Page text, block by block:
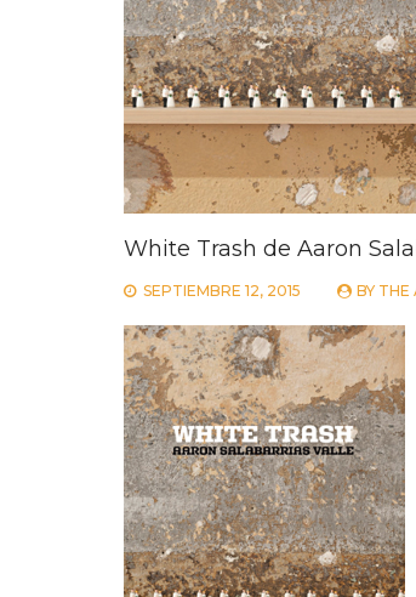
White Trash de Aaron
SEPTIEMBRE 12, 2015 BY THE